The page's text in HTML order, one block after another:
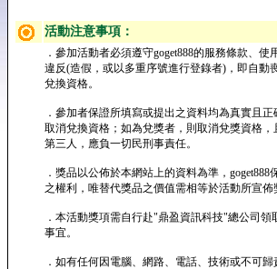
活動注意事項：
．參加活動者必須遵守goget888的服務條款、
違反(造假，或以多重序號進行登錄者)，即自動
兌換資格。
．參加者保證所填寫或提出之資料均為真實且
取消兌換資格；如為兌獎者，則取消兌獎資格
第三人，應負一切民刑事責任。
．獎品以公佈於本網站上的資料為準，
之權利，唯替代獎品之價值需相等於活動所宣佈
．本活動獎項需自行赴"鼎盈資訊科技"總公司
事宜。
．如有任何因電腦、網路、電話、技術或不可